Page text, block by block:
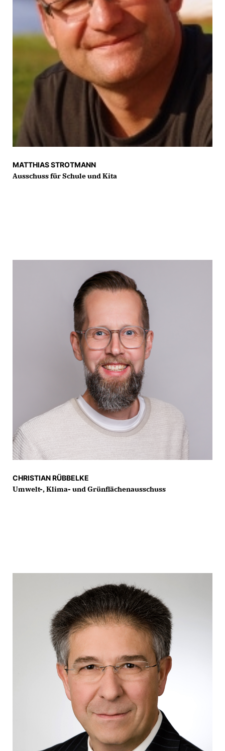
MATTHIAS STROTMANN
Ausschuss für Schule und Kita
CHRISTIAN RÜBBELKE
Umwelt-, Klima- und Grünflächenausschuss